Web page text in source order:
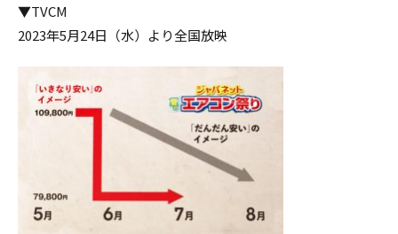
▼TVCM
2023年5月24日（水）より全国放映